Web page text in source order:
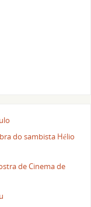
do sambista Hélio
de Cinema de